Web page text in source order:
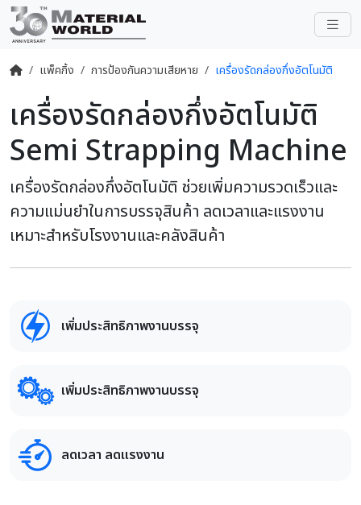
แพ็คกิ้ง การป้องกันความเสียหาย เครื่องรัดกล่องกึ่งอัตโนมัติ
เครื่องรัดกล่องกึ่งอัตโนมัติ
Semi Strapping Machine
เครื่องรัดกล่องกึ่งอัตโนมัติ ช่วยเพิ่มความรวดเร็วและ
ความแม่นยำในการบรรจุสินค้า ลดเวลาและแรงงาน
เหมาะสำหรับโรงงานและคลังสินค้า
เพิ่มประสิทธิภาพงานบรรจุ
เพิ่มประสิทธิภาพงานบรรจุ
ลดเวลา ลดแรงงาน